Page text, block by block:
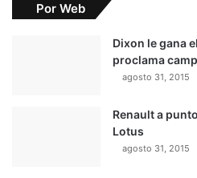
Por Web
Dixon le gana
proclama
agosto 31, 2015
Renault a
Lotus
agosto 31, 2015